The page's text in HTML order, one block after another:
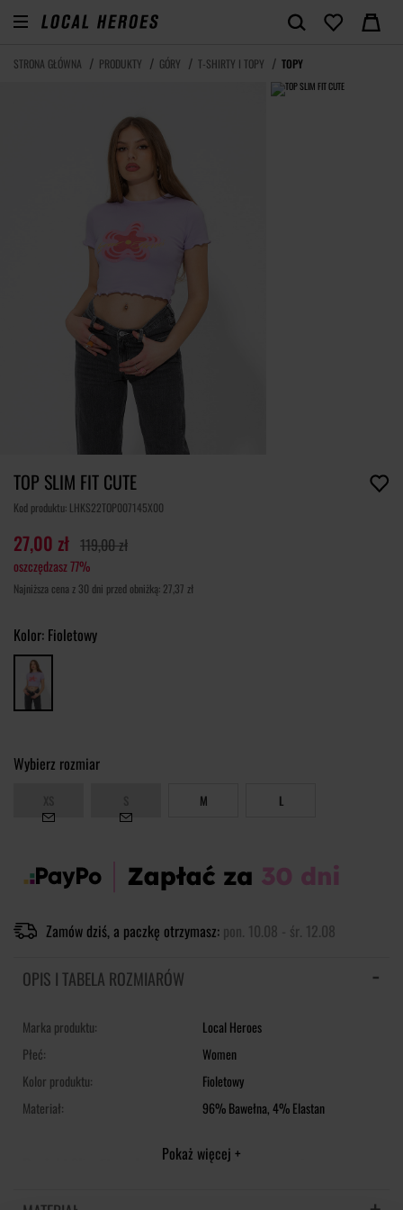
STRONA GŁÓWNA PRODUKTY GÓRY T-SHIRTY I TOPY TOPY
TOP SLIM FIT CUTE
Kod produktu: LHKS22TOP007145X00
27,00 zł 119,00 zł
oszczędzasz 77%
Najniższa cena z 30 dni przed obniżką: 27,37 zł
Kolor: Fioletowy
Wybierz rozmiar
M L
Zamów dziś, a paczkę otrzymasz: pon. 10.08 - śr. 12.08
OPIS I TABELA ROZMIARÓW
Marka produktu:
Local Heroes
Płeć:
Women
Kolor produktu:
Fioletowy
Materiał:
96% Bawełna,4% Elastan
Produkt Slim fit - zalecamy wybór większego rozmiaru.
Pokaż więcej +